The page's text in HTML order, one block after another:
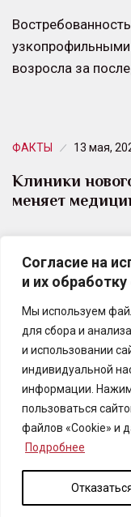
Согласие на
и их
Мы используем
для сбора и
и использовании
индивидуальной
информации.
пользоваться
файлов «Cookie» и
Подробнее
возросла за
ФАКТЫ 13 мая,
Клиники
меняет
12 мая клиника
10-летний
первой в рамках
Copyright ©
партнерство
«Центр